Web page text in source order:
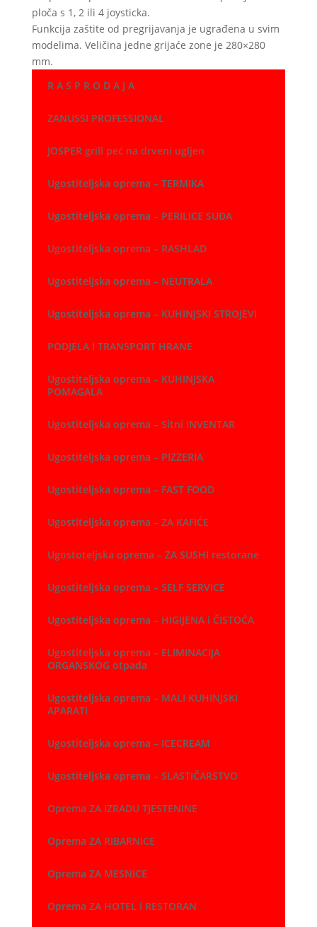
ploča s 1, 2 ili 4 joysticka.
Funkcija zaštite od pregrijavanja je ugrađena u svim
modelima. Veličina jedne grijaće zone je 280×280
mm.
R A S P R O D A J A
ZANUSSI PROFESSIONAL
JOSPER grill peć na drveni ugljen
Ugostiteljska oprema – TERMIKA
Ugostiteljska oprema – PERILICE SUĐA
Ugostiteljska oprema – RASHLAD
Ugostiteljska oprema – NEUTRALA
Ugostiteljska oprema – KUHINJSKI STROJEVI
PODJELA I TRANSPORT HRANE
Ugostiteljska oprema – KUHINJSKA
POMAGALA
Ugostiteljska oprema – Sitni INVENTAR
Ugostiteljska oprema – PIZZERIA
Ugostiteljska oprema – FAST FOOD
Ugostiteljska oprema – ZA KAFIĆE
Ugostoteljska oprema – ZA SUSHI restorane
Ugostiteljska oprema – SELF SERVICE
Ugostiteljska oprema – HIGIJENA i ČISTOĆA
Ugostiteljska oprema – ELIMINACIJA
ORGANSKOG otpada
Ugostiteljska oprema – MALI KUHINJSKI
APARATI
Ugostiteljska oprema – ICECREAM
Ugostiteljska oprema – SLASTIČARSTVO
Oprema ZA IZRADU TJESTENINE
Oprema ZA RIBARNICE
Oprema ZA MESNICE
Oprema ZA HOTEL i RESTORAN